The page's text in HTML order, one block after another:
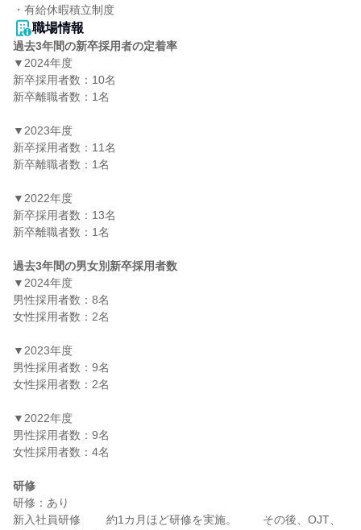
・有給休暇積立制度
職場情報
過去3年間の新卒採用者の定着率
▼2024年度
新卒採用者数：10名
新卒離職者数：1名
▼2023年度
新卒採用者数：11名
新卒離職者数：1名
▼2022年度
新卒採用者数：13名
新卒離職者数：1名
過去3年間の男女別新卒採用者数
▼2024年度
男性採用者数：8名
女性採用者数：2名
▼2023年度
男性採用者数：9名
女性採用者数：2名
▼2022年度
男性採用者数：9名
女性採用者数：4名
研修
研修：あり
新入社員研修 　　約1カ月ほど研修を実施。 　　その後、OJT、